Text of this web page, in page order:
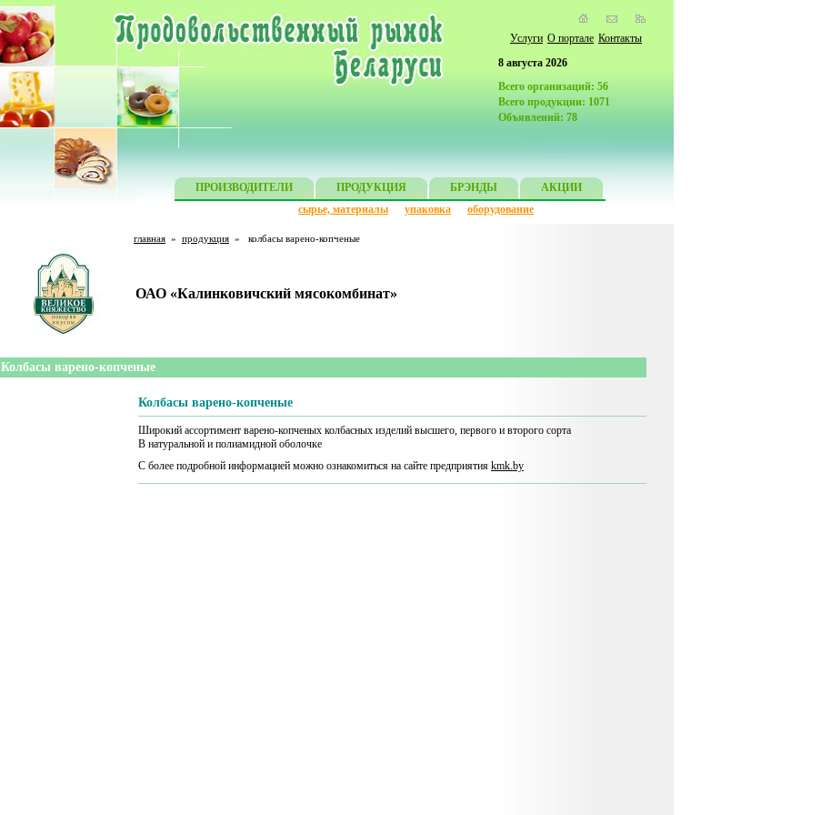
8 августа 2026
Всего организаций: 56
Всего продукции: 1071
Объявлений: 78
ПРОИЗВОДИТЕЛИ ПРОДУКЦИЯ БРЭНДЫ
АКЦИИ
сырье, материалы
упаковка оборудование
Услуги О портале Контакты
главная » продукция » колбасы варено-копченые
ОАО «Калинковичский мясокомбинат»
Колбасы варено-копченые
Колбасы варено-копченые
Широкий ассортимент варено-копченых колбасных изделий высшего, первого и второго сорта
В натуральной и полиамидной оболочке
С более подробной информацией можно ознакомиться на сайте предприятия kmk.by